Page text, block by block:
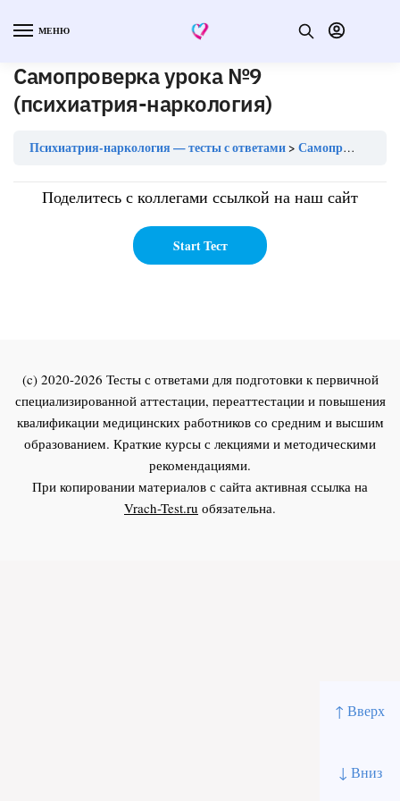
↑ Вверх
↓ Вниз
МЕНЮ
Самопроверка урока №9
(психиатрия-наркология)
Психиатрия-наркология — тесты с ответами Самопроверка урока №9 (психиатрия-наркология)
Поделитесь с коллегами ссылкой на наш сайт
(c) 2020-2026 Тесты с ответами для подготовки к первичной
специализированной аттестации, переаттестации и повышения
квалификации медицинских работников со средним и высшим
образованием. Краткие курсы с лекциями и методическими
рекомендациями.
При копировании материалов с сайта активная ссылка на
Vrach-Test.ru обязательна.